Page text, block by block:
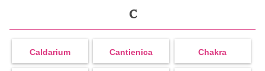
C
Caldarium Cantienica Chakra